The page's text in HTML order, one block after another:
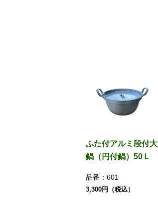
ふた付アルミ段付大
鍋（円付鍋）50Ｌ
品番： 601
3,300円（税込）